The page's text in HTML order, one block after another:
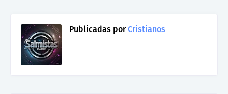
Publicadas porCristianos